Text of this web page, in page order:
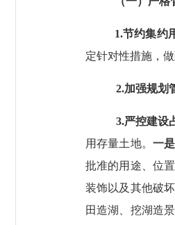
1.节约集约
定针对性措施，
2.加强规划
3.严控建设
用存量土地。 一是
批准的用途、位
装饰以及其他破
田造湖、挖湖造景